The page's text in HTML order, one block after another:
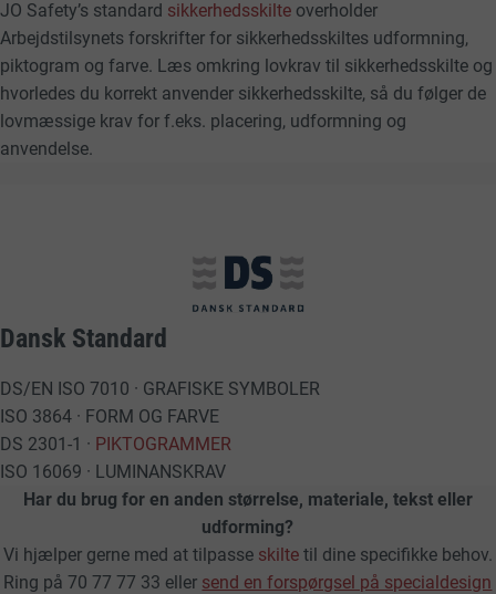
JO Safety’s standard sikkerhedsskilte overholder
Arbejdstilsynets forskrifter for sikkerhedsskiltes udformning,
piktogram og farve. Læs omkring lovkrav til sikkerhedsskilte og
hvorledes du korrekt anvender sikkerhedsskilte, så du følger de
lovmæssige krav for f.eks. placering, udformning og
anvendelse.
Dansk Standard
DS/EN ISO 7010 · GRAFISKE SYMBOLER
ISO 3864 · FORM OG FARVE
DS 2301-1 · PIKTOGRAMMER
ISO 16069 · LUMINANSKRAV
Har du brug for en anden størrelse, materiale, tekst eller
udforming?
Vi hjælper gerne med at tilpasse skiltetil dine specifikke behov.
Ring på 70 77 77 33 eller send en forspørgsel på specialdesign